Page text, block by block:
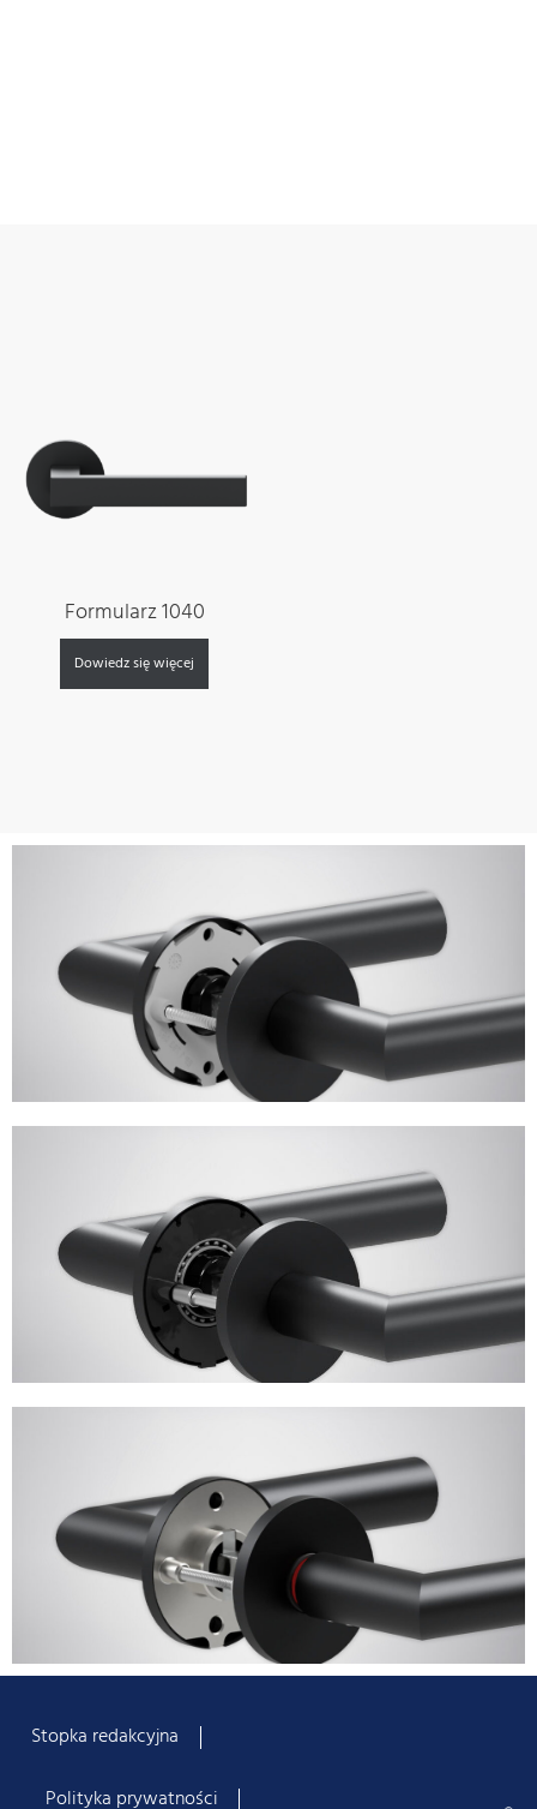
Formularz 1040
Dowiedz się więcej
Stopka redakcyjna
Polityka prywatności